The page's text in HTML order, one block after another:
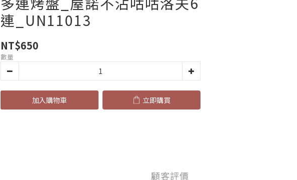
連_UN11013
NT$650
數量
加入購物車 立即購買
顧客評價